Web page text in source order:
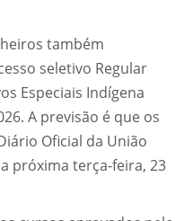
também
seletivo Regular
Especiais Indígena
A previsão é que os
Oficial da União
próxima terça-feira, 23